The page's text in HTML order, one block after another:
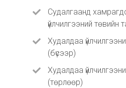
Судалгаанд
үйлчилгээний
Худалдаа
(бүсээр)
Худалдаа
(төрлөөр)